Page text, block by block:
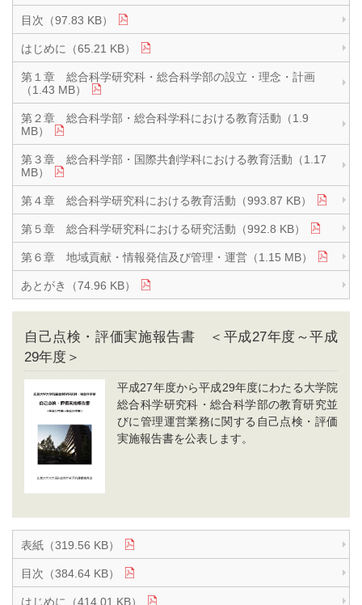
目次（97.83 KB）
はじめに（65.21 KB）
第１章 総合科学研究科・総合科学部の設立・理念・計画
（1.43 MB）
第２章 総合科学部・総合科学科における教育活動（1.9
MB）
第３章 総合科学部・国際共創学科における教育活動（1.17
MB）
第４章 総合科学研究科における教育活動（993.87 KB）
第５章 総合科学研究科における研究活動（992.8 KB）
第６章 地域貢献・情報発信及び管理・運営（1.15 MB）
あとがき（74.96 KB）
自己点検・評価実施報告書 ＜平成27年度～平成
29年度＞
平成27年度から平成29年度にわたる大学院
総合科学研究科・総合科学部の教育研究並
びに管理運営業務に関する自己点検・評価
実施報告書を公表します。
表紙（319.56 KB）
目次（384.64 KB）
はじめに（414.01 KB）